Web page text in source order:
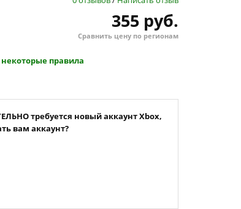
355 руб.
Сравнить цену по регионам
правила
требуется новый аккаунт Xbox,
вам аккаунт?